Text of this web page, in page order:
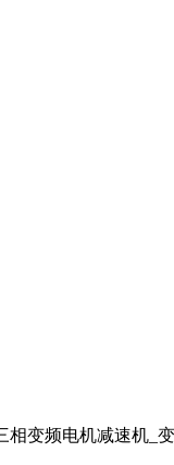
相变频电机减速机_